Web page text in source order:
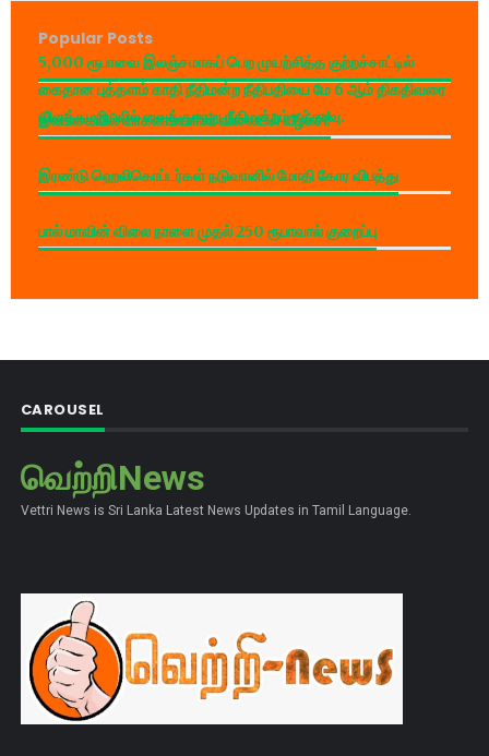
Popular Posts
5,000 ரூபாவை இலஞ்சமாகப் பெற முயற்சித்த குற்றச்சாட்டில்
கைதான புத்தளம் காதி நீதிமன்ற நீதிபதியை மே 6 ஆம் திகதிவரை
விளக்கமறியலில் வைக்குமாறு நீதிமன்றம் உத்தரவு.
இலங்கையில் வாகனங்களின் விலையில் வீழ்ச்சி!
இரண்டு ஹெலிகொப்டர்கள் நடுவானில் மோதி கோர விபத்து
பால் மாவின் விலை நாளை முதல் 250 ரூபாவால் குறைப்பு
CAROUSEL
வெற்றிNews
Vettri News is Sri Lanka Latest News Updates in Tamil Language.